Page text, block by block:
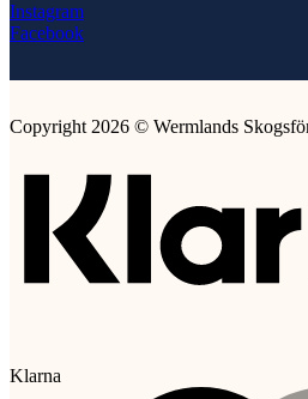
Instagram
Facebook
Copyright 2026 © Wermlands
Klarna